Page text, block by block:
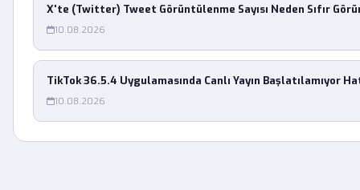
X'te (Twitter) Tweet Görüntülenme Sayısı Neden Sıfır
10.08.2026
TikTok 36.5.4 Uygulamasında Canlı Yayın Başlatılamıyor
10.08.2026